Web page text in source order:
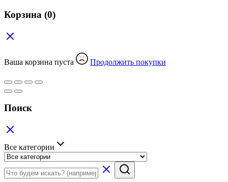
Корзина (0)
Ваша корзина пуста Продолжить покупки
Поиск
Все категории